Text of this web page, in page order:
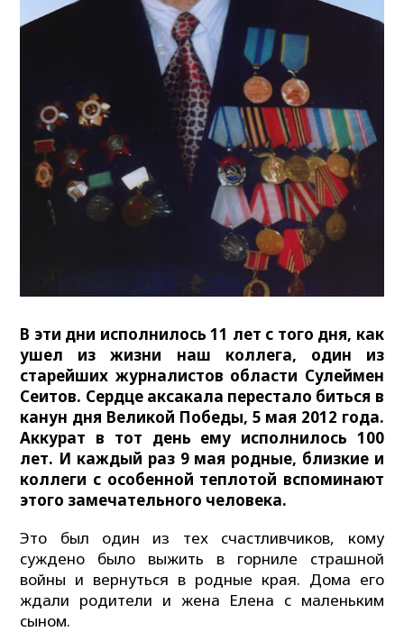
В эти дни исполнилось 11 лет с того дня, как
ушел из жизни наш коллега, один из
старейших журналистов области Сулеймен
Сеитов. Сердце аксакала перестало биться в
канун дня Великой Победы, 5 мая 2012 года.
Аккурат в тот день ему исполнилось 100
лет. И каждый раз 9 мая родные, близкие и
коллеги с особенной теплотой вспоминают
этого замечательного человека.
Это был один из тех счастливчиков, кому
суждено было выжить в горниле страшной
войны и вернуться в родные края. Дома его
ждали родители и жена Елена с маленьким
сыном.